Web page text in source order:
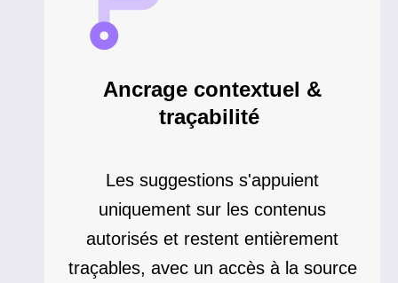
Ancrage contextuel &
traçabilité
Les suggestions s'appuient
uniquement sur les contenus
autorisés et restent entièrement
traçables, avec un accès à la source